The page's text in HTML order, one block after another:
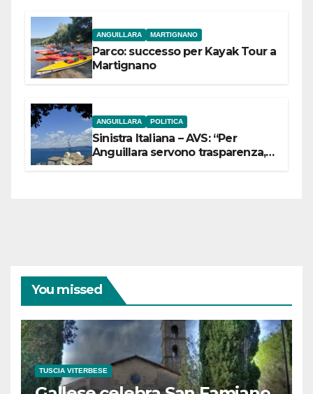
ANGUILLARA MARTIGNANO
Parco: successo per Kayak Tour a
Martignano
ANGUILLARA POLITICA
Sinistra Italiana – AVS: “Per
Anguillara servono trasparenza,
You missed
TUSCIA VITERBESE